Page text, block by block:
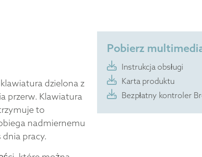
dzielona z
przerw. Klawiatura
to
nadmiernemu
pracy.
Pobierz
Instrukcja obsługi
Karta produktu
Bezpłatny kontroler